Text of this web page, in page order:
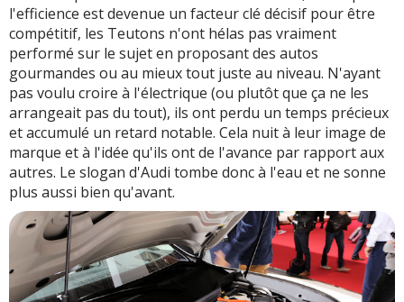
l'efficience est devenue un facteur clé décisif pour être
compétitif, les Teutons n'ont hélas pas vraiment
performé sur le sujet en proposant des autos
gourmandes ou au mieux tout juste au niveau. N'ayant
pas voulu croire à l'électrique (ou plutôt que ça ne les
arrangeait pas du tout), ils ont perdu un temps précieux
et accumulé un retard notable. Cela nuit à leur image de
marque et à l'idée qu'ils ont de l'avance par rapport aux
autres. Le slogan d'Audi tombe donc à l'eau et ne sonne
plus aussi bien qu'avant.